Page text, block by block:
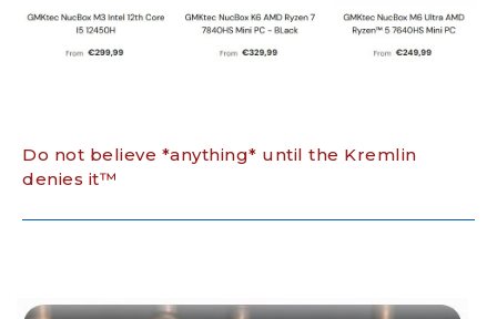
Do not believe *anything* until the Kremlin
denies it™